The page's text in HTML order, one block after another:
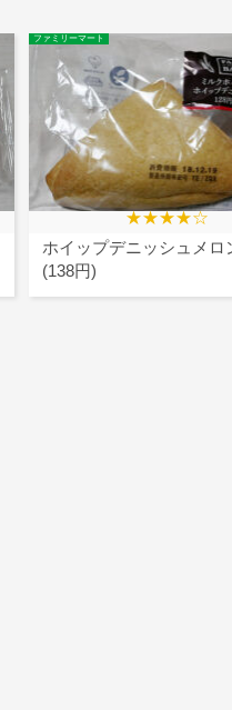
ファミリーマート
★★★★☆
ホイップデニッシュメロ
(138円)